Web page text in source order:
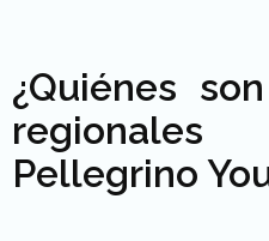
¿Quiénes
Pellegrino